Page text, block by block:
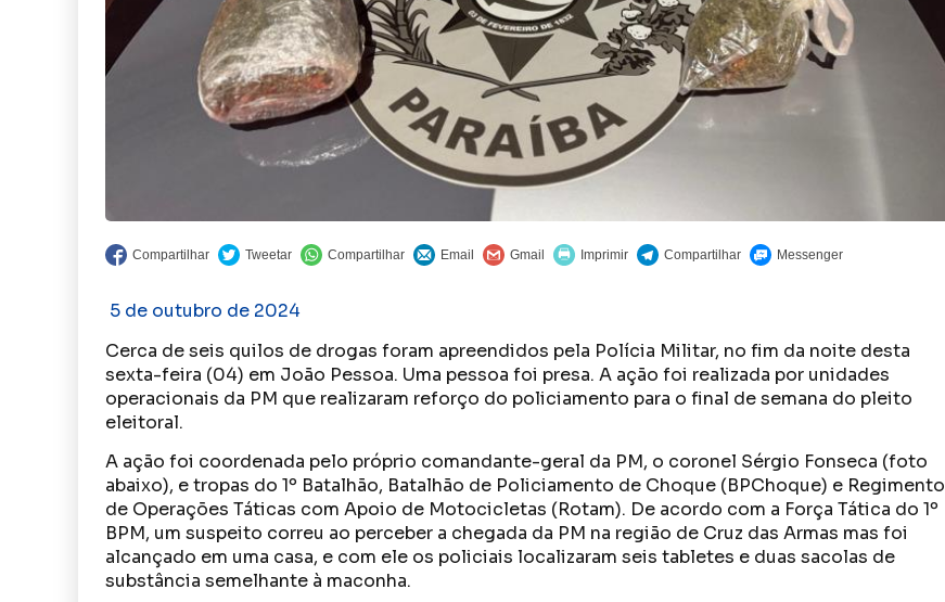
5 de outubro de 2024
Cerca de seis quilos de drogas foram apreendidos pela Polícia Militar, no fim da noite desta
sexta-feira (04) em João Pessoa. Uma pessoa foi presa. A ação foi realizada por unidades
operacionais da PM que realizaram reforço do policiamento para o final de semana do pleito
eleitoral.
A ação foi coordenada pelo próprio comandante-geral da PM, o coronel Sérgio Fonseca (foto
abaixo), e tropas do 1º Batalhão, Batalhão de Policiamento de Choque (BPChoque) e Regimento
de Operações Táticas com Apoio de Motocicletas (Rotam). De acordo com a Força Tática do 1º
BPM, um suspeito correu ao perceber a chegada da PM na região de Cruz das Armas mas foi
alcançado em uma casa, e com ele os policiais localizaram seis tabletes e duas sacolas de
substância semelhante à maconha.